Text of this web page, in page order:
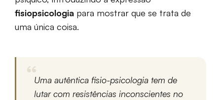
fisiopsicologia para mostrar que se trata de
uma única coisa.
Uma autêntica fisio-psicologia tem de
lutar com resistências inconscientes no